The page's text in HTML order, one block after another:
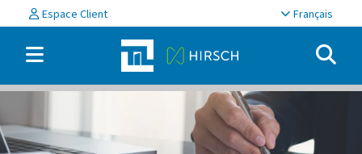
Espace Client Français